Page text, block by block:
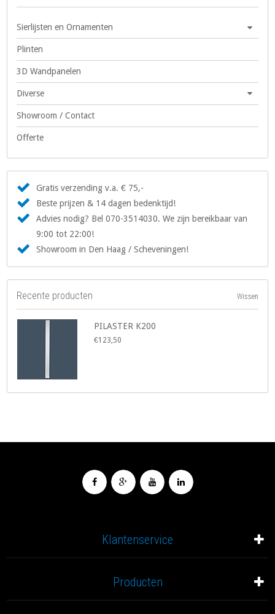
Sierlijsten en Ornamenten
Plinten
3D Wandpanelen
Diverse
Showroom / Contact
Offerte
Gratis verzending v.a. € 75,-
Beste prijzen & 14 dagen bedenktijd!
Advies nodig? Bel 070-3514030. We zijn bereikbaar van
9:00 tot 22:00!
Showroom in Den Haag / Scheveningen!
Recente producten Wissen
PILASTER K200
€123,50
Klantenservice
Producten